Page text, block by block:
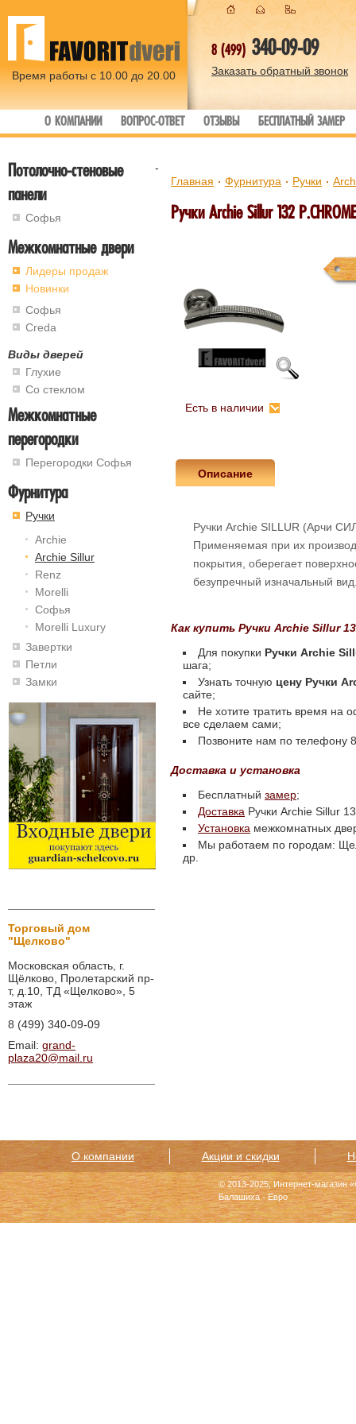
Время работы с 10.00 до 20.00
8 (499) 340-09-09
Заказать обратный звонок
О КОМПАНИИ ВОПРОС-ОТВЕТ ОТЗЫВЫ БЕСПЛАТНЫЙ ЗАМЕР
-
Потолочно-стеновые
панели
Софья
Межкомнатные двери
Лидеры продаж
Новинки
Софья
Creda
Виды дверей
Глухие
Со стеклом
Межкомнатные
перегородки
Перегородки Софья
Фурнитура
Ручки
Archie
Archie Sillur
Renz
Morelli
Софья
Morelli Luxury
Завертки
Петли
Замки
Торговый дом
"Щелково"
Московская область, г.
Щёлково, Пролетарский пр-
т, д.10, ТД «Щелково», 5
этаж
8 (499) 340-09-09
Email: grand-
plaza20@mail.ru
Главная Фурнитура Ручки
Ручки Archie Sillur 132
Есть в наличии
Описание
Ручки Archie SILLUR (Арчи
Применяемая при их
покрытия, оберегает
безупречный изначальный
Как купить Ручки Archie Sillur
Для покупки Ручки Archie
шага;
Узнать точную цену Ручки
сайте;
Не хотите тратить время на
все сделаем сами;
Позвоните нам по телефону
Доставка и установка
Бесплатный замер;
Доставка Ручки Archie Sillur
Установка межкомнатных
Мы работаем по городам:
др.
О компании Акции и скидки
© 2013-2025, Интернет-магазин
Балашиха - Евро